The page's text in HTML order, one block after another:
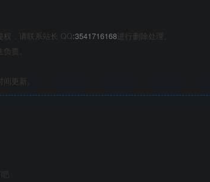
权，请联系站长 QQ:3541716168进行删除处理。
责。
更新。